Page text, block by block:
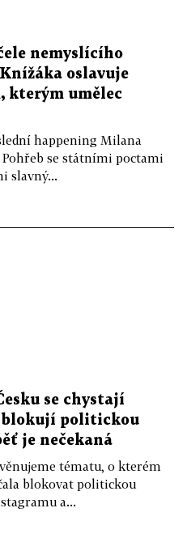
nemyslícího
oslavuje
kterým umělec
happening Milana
se státními poctami
slavný...
se chystají
blokují politickou
je nečekaná
tématu, o kterém
blokovat politickou
a...